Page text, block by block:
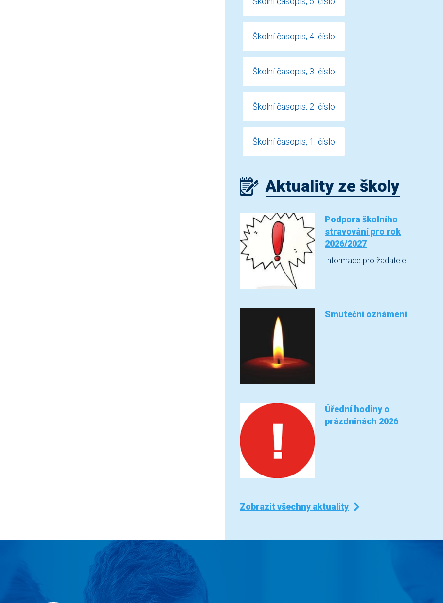
Školní časopis, 4. číslo
Školní časopis, 3. číslo
Školní časopis, 2. číslo
Školní časopis, 1. číslo
Aktuality ze školy
Podpora školního
stravování pro rok
2026/2027
Informace pro žadatele.
Smuteční oznámení
Úřední hodiny o
prázdninách 2026
Zobrazit všechny aktuality